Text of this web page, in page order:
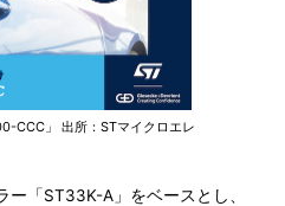
CCC」 出所：STマイクロエレ
「ST33K-A」をベースとし、